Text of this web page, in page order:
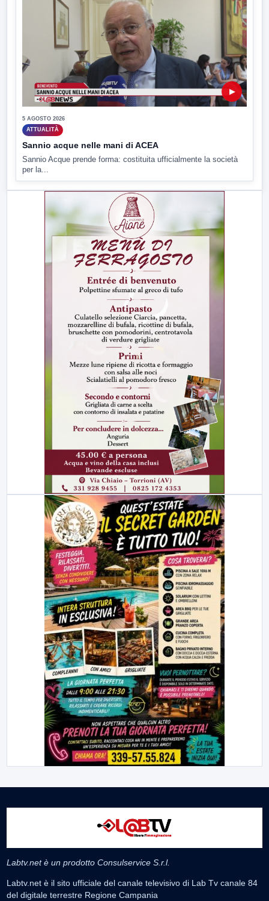
▶
5 AGOSTO 2026
ATTUALITÀ
Sannio acque nelle mani di ACEA
Sannio Acque prende forma: costituita ufficialmente la società
per la...
Labtv.net è un prodotto Consulservice S.r.l.
Labtv.net è il sito ufficiale del canale televisivo di Lab Tv canale 84
del digitale terrestre Regione Campania